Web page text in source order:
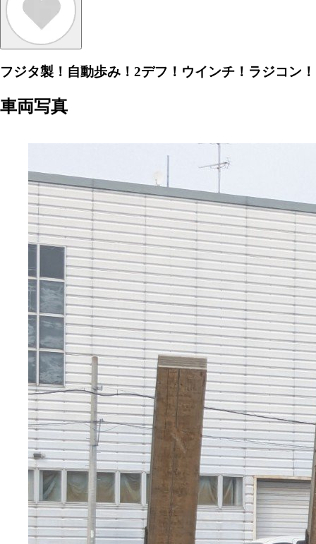
フジタ製！自動歩み！2デフ！ウインチ！ラジコン！
車両写真